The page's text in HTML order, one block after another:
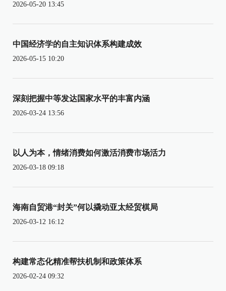
2026-05-20 13:45
中国经济学的自主知识体系构建成效
2026-05-15 10:20
深刻把握中等发达国家水平的丰富内涵
2026-03-24 13:56
以人为本，情绪消费如何激活消费市场活力
2026-03-18 09:18
海南自贸港“封关”何以撬动亚太经贸棋局
2026-03-12 16:12
构建常态化精准帮扶机制和政策体系
2026-02-24 09:32